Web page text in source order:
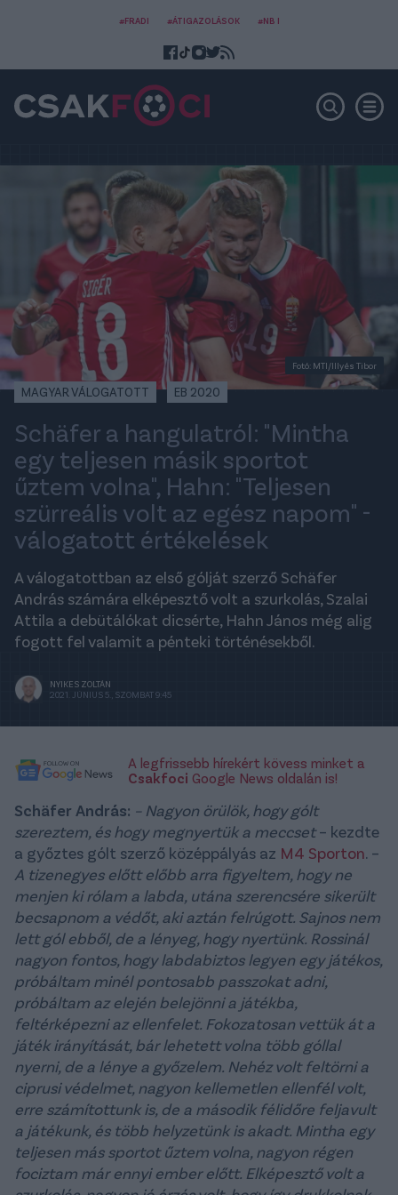
#FRADI #ÁTIGAZOLÁSOK #NB I
Fotó: MTI/Illyés Tibor
MAGYAR VÁLOGATOTT EB 2020
Schäfer a hangulatról: "Mintha
egy teljesen másik sportot
űztem volna", Hahn: "Teljesen
szürreális volt az egész napom" -
válogatott értékelések
A válogatottban az első gólját szerző Schäfer
András számára elképesztő volt a szurkolás, Szalai
Attila a debütálókat dicsérte, Hahn János még alig
fogott fel valamit a pénteki történésekből.
NYIKES ZOLTÁN
2021. JÚNIUS 5., SZOMBAT 9:45
A legfrissebb hírekért kövess minket a
Csakfoci Google News oldalán is!
Schäfer András: – Nagyon örülök, hogy gólt
szereztem, és hogy megnyertük a meccset– kezdte
a győztes gólt szerző középpályás az M4 Sporton. –
A tizenegyes előtt előbb arra figyeltem, hogy ne
menjen ki rólam a labda, utána szerencsére sikerült
becsapnom a védőt, aki aztán felrúgott. Sajnos nem
lett gól ebből, de a lényeg, hogy nyertünk. Rossinál
nagyon fontos, hogy labdabiztos legyen egy játékos,
próbáltam minél pontosabb passzokat adni,
próbáltam az elején belejönni a játékba,
feltérképezni az ellenfelet. Fokozatosan vettük át a
játék irányítását, bár lehetett volna több góllal
nyerni, de a lénye a győzelem. Nehéz volt feltörni a
ciprusi védelmet, nagyon kellemetlen ellenfél volt,
erre számítottunk is, de a második félidőre feljavult
a játékunk, és több helyzetünk is akadt. Mintha egy
teljesen más sportot űztem volna, nagyon régen
fociztam már ennyi ember előtt. Elképesztő volt a